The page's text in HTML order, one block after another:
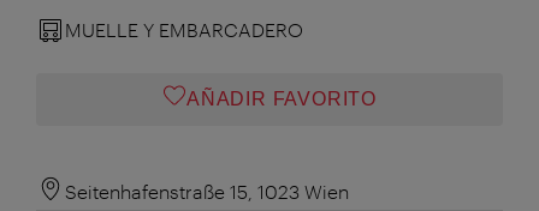
MUELLE Y EMBARCADERO
AÑADIR FAVORITO
Seitenhafenstraße 15, 1023 Wien